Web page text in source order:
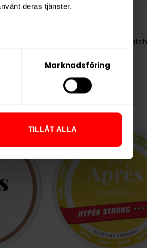
deras tjänster.
Marknadsföring
TILLÅT ALLA
Swedish Match